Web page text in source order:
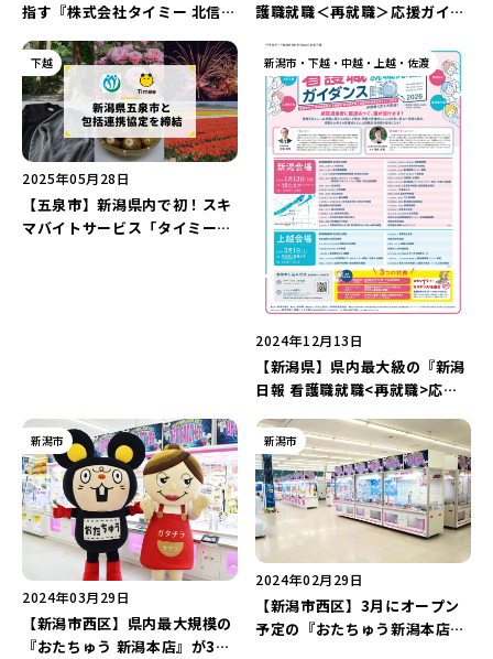
指す『株式会社タイミー 北信越
ん』にインタビュー！“大型上
場を果たしたユニコーン企
業”で働く魅力とは？
護職就職＜再就職＞応援ガイダ
会場)・12月20日(上越会場)に
開催！シャトルバス＆来場予約
特典あり！
下越
2025年05月28日
【五泉市】新潟県内で初！スキ
マバイトサービス「タイミー」
新潟市・下越・中越・上越・佐渡
2024年12月13日
【新潟県】県内最大級の『新潟
日報 看護職就職<再就職>応援
(新潟会場)と2月1日(上越会場)
に開催！事前予約で“Amazon
ギフトカード3,000円分”をプ
レゼント♪
新潟市
2024年03月29日
【新潟市西区】県内最大規模の
『おたちゅう 新潟本店』が3月
新潟市
2024年02月29日
【新潟市西区】3月にオープン
予定の『おたちゅう新潟本店』